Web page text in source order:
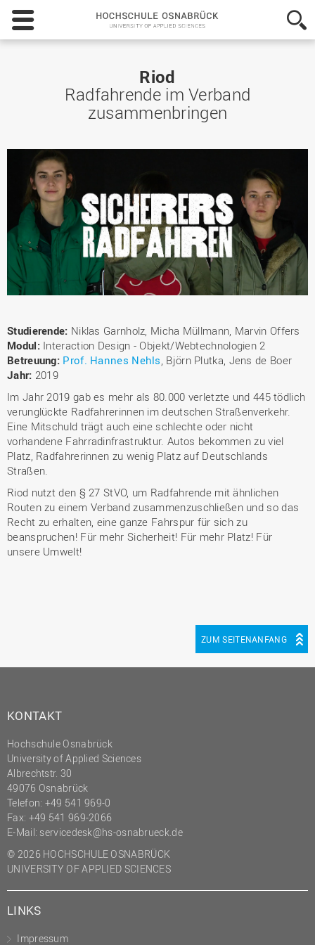
Hochschule
Osnabrück
-
Sciences
Riod
Radfahrende im Verband
zusammenbringen
Studierende: Niklas Garnholz, Micha Müllmann, Marvin Offers
Modul: Interaction Design - Objekt/Webtechnologien 2
Betreuung: Prof. Hannes Nehls , Björn Plutka, Jens de Boer
Jahr: 2019
Im Jahr 2019 gab es mehr als 80.000 verletzte und 445 tödlich
verunglückte Radfahrerinnen im deutschen Straßenverkehr.
Eine Mitschuld trägt auch eine schlechte oder nicht
vorhandene Fahrradinfrastruktur. Autos bekommen zu viel
Platz, Radfahrerinnen zu wenig Platz auf Deutschlands
Straßen.
Riod nutzt den § 27 StVO, um Radfahrende mit ähnlichen
Routen zu einem Verband zusammenzuschließen und so das
Recht zu erhalten, eine ganze Fahrspur für sich zu
beanspruchen! Für mehr Sicherheit! Für mehr Platz! Für
unsere Umwelt!
ZUM SEITENANFANG
KONTAKT
Hochschule Osnabrück
University of Applied Sciences
Albrechtstr. 30
49076 Osnabrück
Telefon: +49 541 969-0
Fax: +49 541 969-2066
E-Mail: servicedesk@hs-osnabrueck.de
© 2026 HOCHSCHULE OSNABRÜCK
UNIVERSITY OF APPLIED SCIENCES
LINKS
Impressum